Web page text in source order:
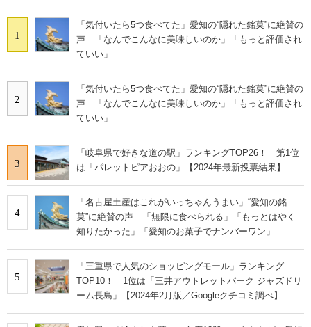
1
「気付いたら5つ食べてた」愛知の“隠れた銘菓”に絶賛の
声 「なんでこんなに美味しいのか」「もっと評価され
ていい」
2
「気付いたら5つ食べてた」愛知の“隠れた銘菓”に絶賛の
声 「なんでこんなに美味しいのか」「もっと評価され
ていい」
3
「岐阜県で好きな道の駅」ランキングTOP26！ 第1位
は「パレットピアおおの」【2024年最新投票結果】
4
「名古屋土産はこれがいっちゃんうまい」“愛知の銘
菓”に絶賛の声 「無限に食べられる」「もっとはやく
知りたかった」「愛知のお菓子でナンバーワン」
5
「三重県で人気のショッピングモール」ランキング
TOP10！ 1位は「三井アウトレットパーク ジャズドリ
ーム長島」【2024年2月版／Googleクチコミ調べ】